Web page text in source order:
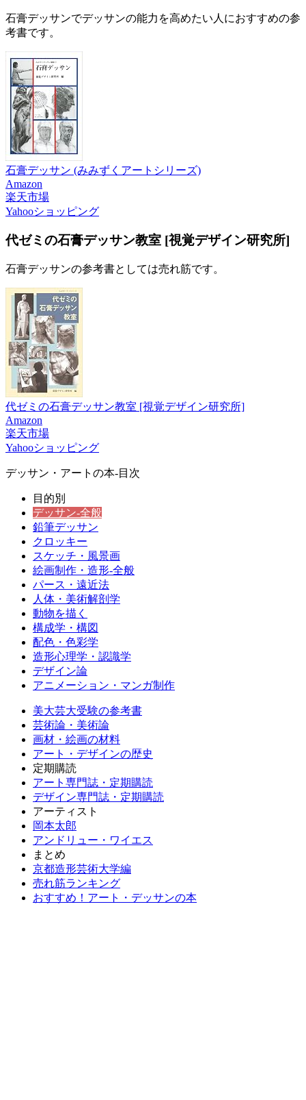
石膏デッサンでデッサンの能力を高めたい人におすすめの参
考書です。
石膏デッサン (みみずくアートシリーズ)
Amazon
楽天市場
Yahooショッピング
代ゼミの石膏デッサン教室 [視覚デザイン研究所]
石膏デッサンの参考書としては売れ筋です。
代ゼミの石膏デッサン教室 [視覚デザイン研究所]
Amazon
楽天市場
Yahooショッピング
デッサン・アートの本-目次
目的別
デッサン-全般
鉛筆デッサン
クロッキー
スケッチ・風景画
絵画制作・造形-全般
パース・遠近法
人体・美術解剖学
動物を描く
構成学・構図
配色・色彩学
造形心理学・認識学
デザイン論
アニメーション・マンガ制作
美大芸大受験の参考書
芸術論・美術論
画材・絵画の材料
アート・デザインの歴史
定期購読
アート専門誌・定期購読
デザイン専門誌・定期購読
アーティスト
岡本太郎
アンドリュー・ワイエス
まとめ
京都造形芸術大学編
売れ筋ランキング
おすすめ！アート・デッサンの本